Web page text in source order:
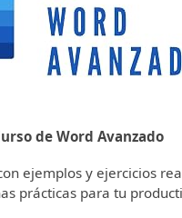
de Word Avanzado
ejemplos y ejercicios
prácticas para tu